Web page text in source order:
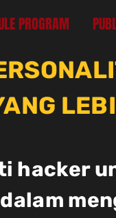
PROGRAM
hacker